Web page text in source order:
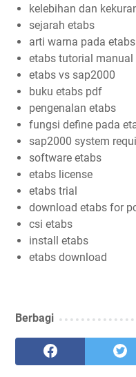
kelebihan dan
sejarah etabs
arti warna pada etabs
etabs tutorial
etabs vs sap2000
buku etabs pdf
pengenalan etabs
fungsi define pada
sap2000 system
software etabs
etabs license
etabs trial
download etabs for
csi etabs
install etabs
etabs download
Berbagi